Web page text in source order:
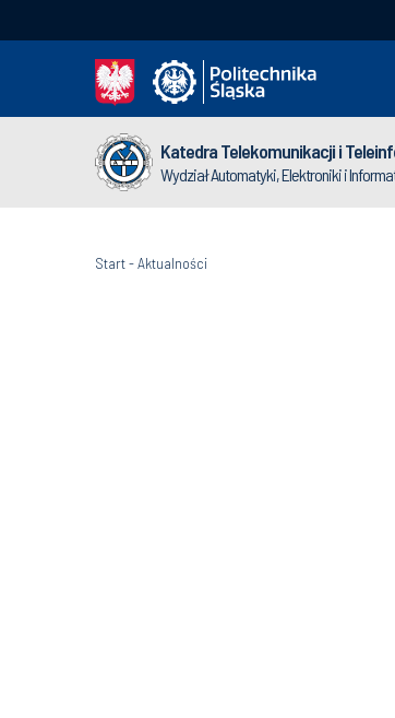
Katedra Telekomunikacji i
Wydział Automatyki, Elektroniki i
Start-Aktualności